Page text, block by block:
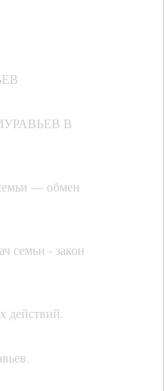
В
— обмен
семьи - закон
действий.